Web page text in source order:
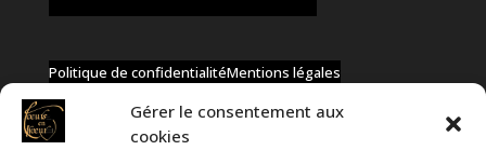
Gérer le consentement aux
cookies
Politique de confidentialitéMentions légales